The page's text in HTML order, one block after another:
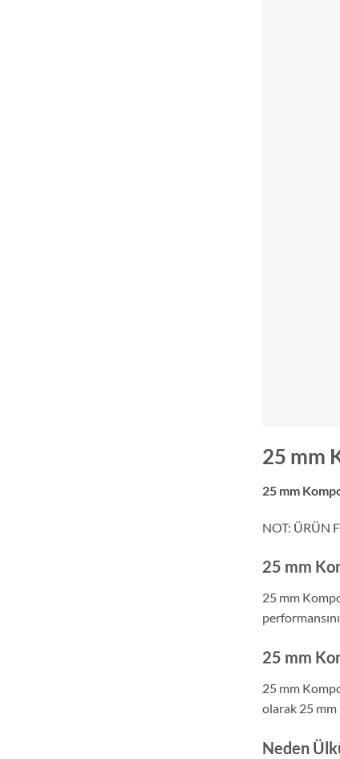
25 mm
25 mm
NOT: ÜRÜN
25 mm
25 mm
performansını
25 mm
25 mm
olarak 25 mm
Neden